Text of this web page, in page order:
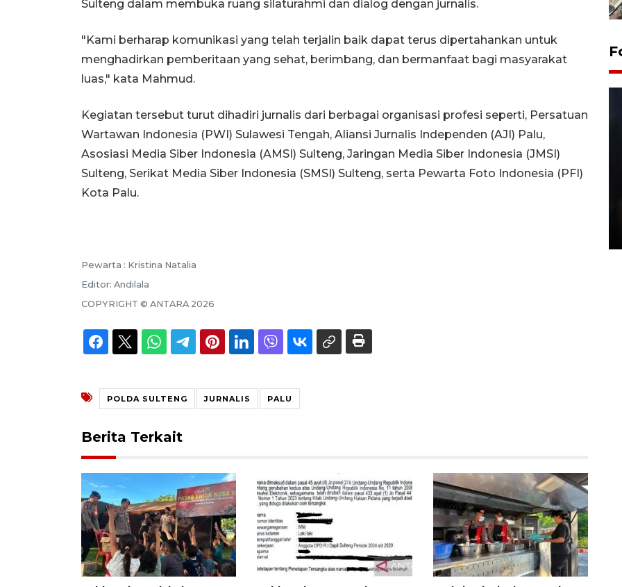
Sulteng dalam membuka ruang silaturahmi dan dialog dengan jurnalis.
"Kami berharap komunikasi yang telah terjalin baik dapat terus dipertahankan untuk
menghadirkan pemberitaan yang sehat, berimbang, dan bermanfaat bagi masyarakat
luas," kata Mahmud.
Kegiatan tersebut turut dihadiri jurnalis dari berbagai organisasi profesi seperti, Persatuan
Wartawan Indonesia (PWI) Sulawesi Tengah, Aliansi Jurnalis Independen (AJI) Palu,
Asosiasi Media Siber Indonesia (AMSI) Sulteng, Jaringan Media Siber Indonesia (JMSI)
Sulteng, Serikat Media Siber Indonesia (SMSI) Sulteng, serta Pewarta Foto Indonesia (PFI)
Kota Palu.
Pewarta : Kristina Natalia
Editor: Andilala
COPYRIGHT © ANTARA 2026
POLDA SULTENG JURNALIS PALU
Berita Terkait